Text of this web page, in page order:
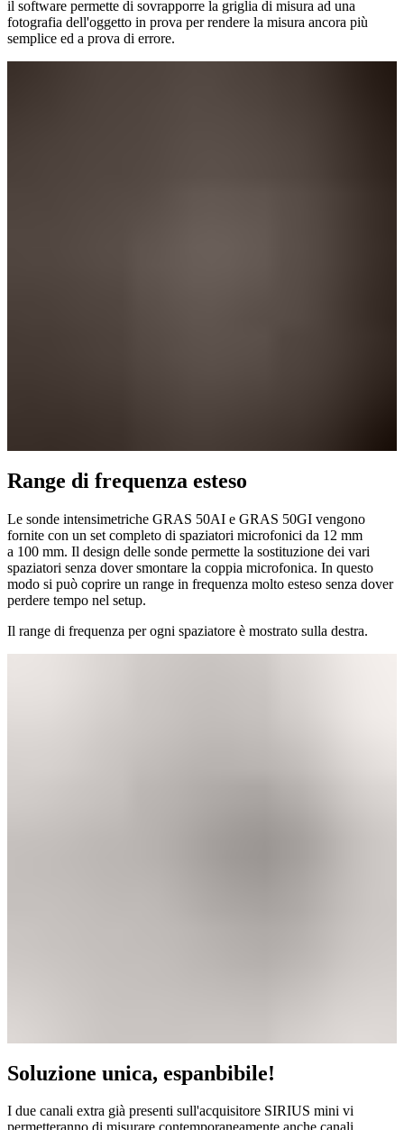
il software permette di sovrapporre la griglia di misura ad una
fotografia dell'oggetto in prova per rendere la misura ancora più
semplice ed a prova di errore.
Range di frequenza esteso
Le sonde intensimetriche GRAS 50AI e GRAS 50GI vengono
fornite con un set completo di spaziatori microfonici da 12 mm
a 100 mm. Il design delle sonde permette la sostituzione dei vari
spaziatori senza dover smontare la coppia microfonica. In questo
modo si può coprire un range in frequenza molto esteso senza dover
perdere tempo nel setup.
Il range di frequenza per ogni spaziatore è mostrato sulla destra.
Soluzione unica, espanbibile!
I due canali extra già presenti sull'acquisitore SIRIUS mini vi